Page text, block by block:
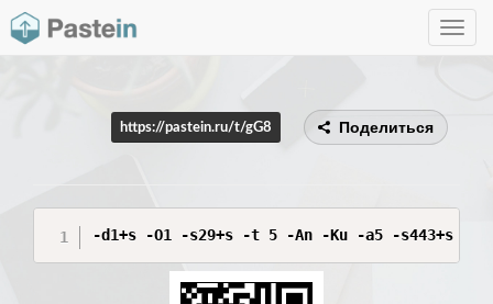
Toggle
https://pastein.ru/t/gG8 Поделиться
-d1+s -O1 -s29+s -t 5 -An -Ku -a5 -s443+s -